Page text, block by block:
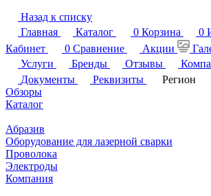
Назад к списку
Главная
Каталог 0 Корзина 0
Кабинет
0 Сравнение Акции
Услуги
Бренды Отзывы
Документы
Реквизиты Регион
Обзоры
Каталог
Абразив
Оборудование для лазерной сварки
Проволока
Электроды
Компания